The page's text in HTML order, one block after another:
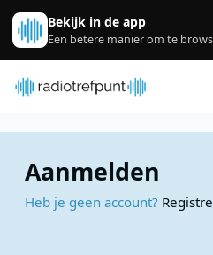
Spring naar bijdragen
Bekijk in de app
Een betere manier om te
Aanmelden
Heb je geen account?